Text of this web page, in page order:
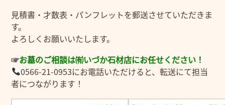
見積書・才数表・パンフレットを郵送させていただきま
す。
よろしくお願いいたします。
☞お墓のご相談は㈲いづか石材店にお任せください！
0566-21-0953にお電話いただけると、転送にて担当
者につながります！